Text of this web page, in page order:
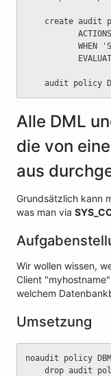
create audit
WHEN
audit policy
Alle DML
die von
aus
Grundsätzlich kann
was man via
Wir wollen wissen,
Client
welchem
Umsetzung
noaudit policy
drop audit